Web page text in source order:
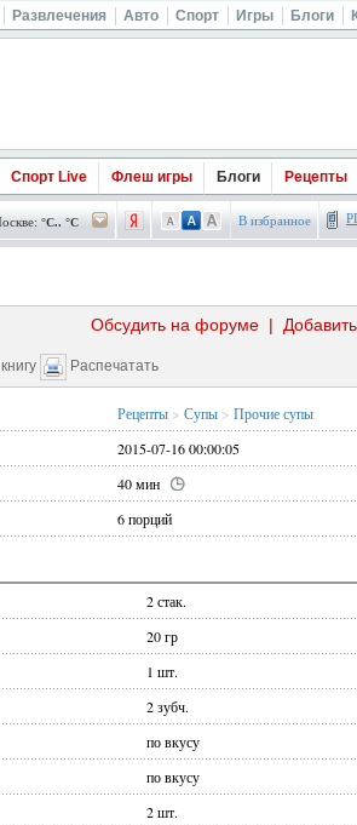
Развлечения Авто Спорт Игры Блоги
Спорт Live Флеш игры Блоги Рецепты
°C.. °C В избранное
|
Обсудить на форуме
Распечатать
Рецепты > Супы > Прочие супы
2015-07-16 00:00:05
40 мин
6 порций
2 стак.
20 гр
1 шт.
2 зубч.
по вкусу
по вкусу
2 шт.